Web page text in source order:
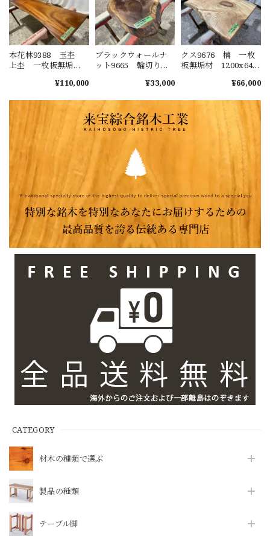
CATEGORY
材木の種類で選ぶ
製品の種類
テーブル脚
本花林9388 玉杢
上杢 一枚板無垢
550x50mm ダイニン
ーブル センターテ
ーブル 天板 花梨
¥110,000
ブラックウォールナ
ット9665 輪切り
620ｘ550ｘ45mm カ
テーブル ダイニン
グテーブル
¥33,000
クス9676 楠 一枚
板無垢材 1200x640-
ニングテーブル ロ
ーテーブル 天板
樟 くすのき
¥66,000